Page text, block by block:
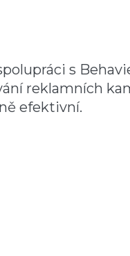
s
reklamních
efektivní.